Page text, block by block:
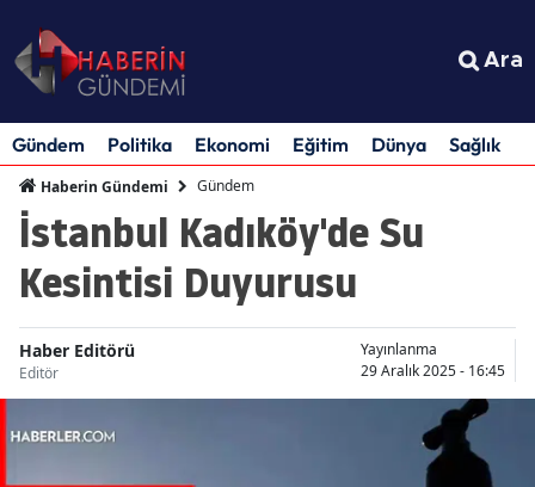
Ara
Gündem Politika Ekonomi Eğitim Dünya Sağlık
Haberin Gündemi Gündem
İstanbul Kadıköy'de Su
Kesintisi Duyurusu
Haber Editörü
Editör
Yayınlanma
29 Aralık 2025 - 16:45